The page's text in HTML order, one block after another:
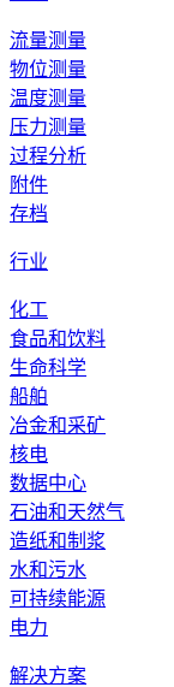
流量测量
物位测量
温度测量
压力测量
过程分析
附件
存档
行业
化工
食品和饮料
生命科学
船舶
冶金和采矿
核电
数据中心
石油和天然气
造纸和制浆
水和污水
可持续能源
电力
解决方案